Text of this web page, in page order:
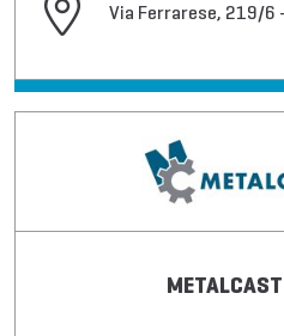
Via Ferrarese, 219/6